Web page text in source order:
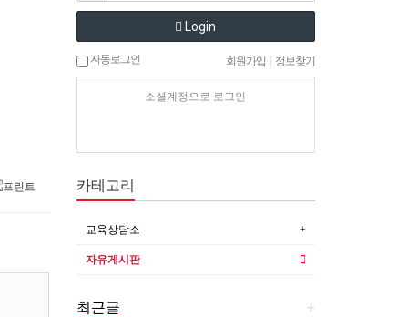
Login
자동로그인 회원가입 정보찾기
소셜계정으로 로그인
카테고리
교육상담소
자유게시판
+
최근글